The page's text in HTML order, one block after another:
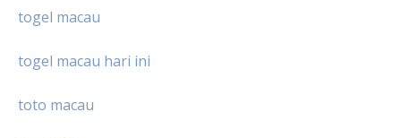
togel macau
togel macau hari ini
toto macau